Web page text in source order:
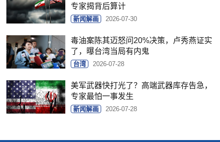
专家揭背后算计
新闻解画 2026-07-30
毒油案陈其迈怒问20%决策，卢秀燕证实
了，曝台湾当局有内鬼
台湾 2026-07-28
美军武器快打光了？高端武器库存告急，
专家最怕一事发生
新闻解画 2026-07-28